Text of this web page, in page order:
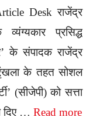
Desk राजेंद्र
व्यंग्यकार प्रसिद्ध
के संपादक राजेंद्र
के तहत सोशल
(सीजेपी) को सत्ता
दिए … Read more